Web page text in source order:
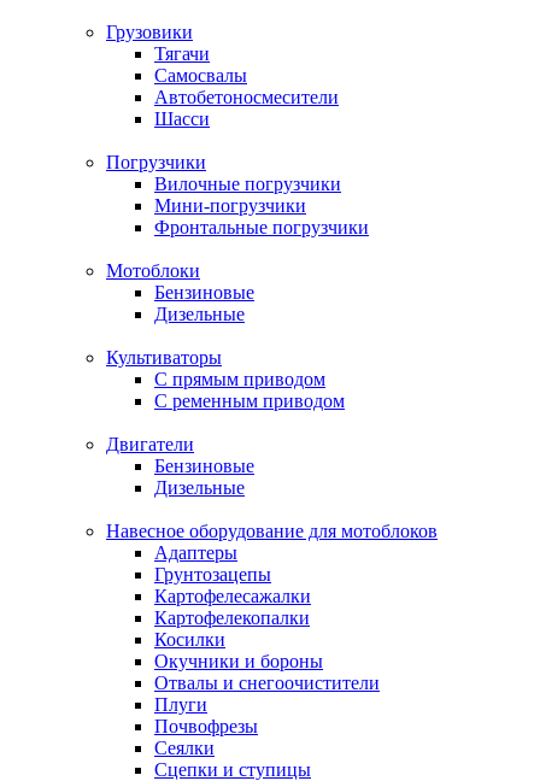
Грузовики
Тягачи
Самосвалы
Автобетоносмесители
Шасси
Погрузчики
Вилочные погрузчики
Мини-погрузчики
Фронтальные погрузчики
Мотоблоки
Бензиновые
Дизельные
Культиваторы
С прямым приводом
С ременным приводом
Двигатели
Бензиновые
Дизельные
Навесное оборудование для мотоблоков
Адаптеры
Грунтозацепы
Картофелесажалки
Картофелекопалки
Косилки
Окучники и бороны
Отвалы и снегоочистители
Плуги
Почвофрезы
Сеялки
Сцепки и ступицы